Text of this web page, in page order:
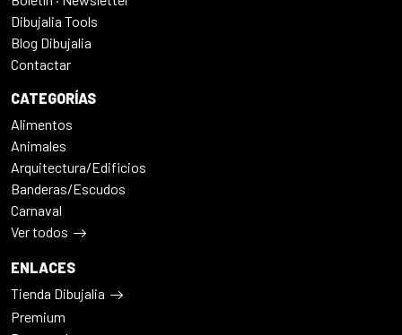
Dibujalia Tools
Blog Dibujalia
Contactar
CATEGORÍAS
Alimentos
Animales
Arquitectura/Edificios
Banderas/Escudos
Carnaval
Ver todos
ENLACES
Tienda Dibujalia
Premium